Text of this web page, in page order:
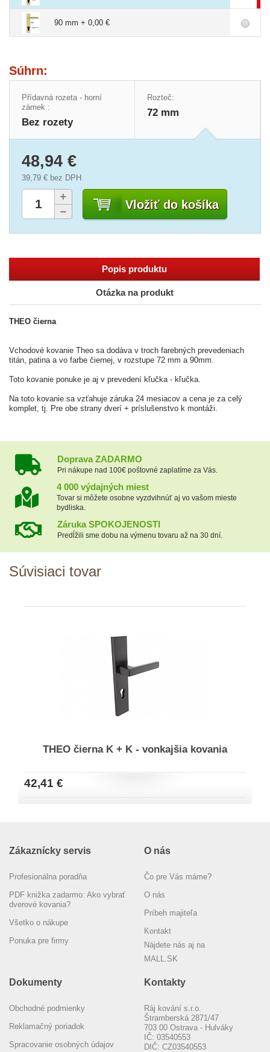
90 mm + 0,00 €
Súhrn:
Přídavná rozeta - horní
zámek :
Bez rozety
Rozteč:
72 mm
Vložiť do košíka
48,94 €
39,79 € bez DPH
Popis produktu
Otázka na produkt
THEO čierna
Vchodové kovanie Theo sa dodáva v troch farebných prevedeniach
titán, patina a vo farbe čiernej, v rozstupe 72 mm a 90mm.
Toto kovanie ponuke je aj v prevedení kľučka - kľučka.
Na toto kovanie sa vzťahuje záruka 24 mesiacov a cena je za celý
komplet, tj. Pre obe strany dverí + príslušenstvo k montáži.
Doprava ZADARMO
Pri nákupe nad 100€ poštovné zaplatíme za Vás.
4 000 výdajných miest
Tovar si môžete osobne vyzdvihnúť aj vo vašom mieste
bydliska.
Záruka SPOKOJENOSTI
Predĺžili sme dobu na výmenu tovaru až na 30 dní.
Súvisiaci tovar
THEO čierna K + K - vonkajšia kovania
42,41 €
Zákaznícky servis
Profesionálna poradňa
PDF knižka zadarmo: Ako vybrať
dverové kovania?
Všetko o nákupe
Ponuka pre firmy
O nás
Čo pre Vás máme?
O nás
Príbeh majiteľa
Kontakt
Nájdete nás aj na
MALL.SK
Dokumenty
Obchodné podmienky
Reklamačný poriadok
Spracovanie osobných údajov
Kontakty
Ráj kování s.r.o.
Štramberská 2871/47
703 00 Ostrava - Hulváky
IČ: 03540553
DIČ: CZ03540553